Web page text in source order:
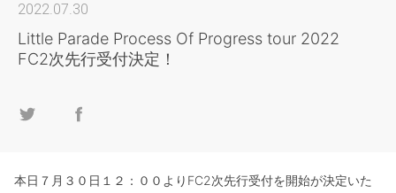
2022.07.30
Little Parade Process Of Progress tour 2022
FC2次先行受付決定！
本日７月３０日１２：００よりFC2次先行受付を開始が決定いた